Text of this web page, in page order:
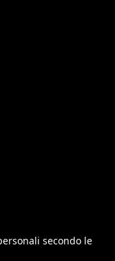
secondo le